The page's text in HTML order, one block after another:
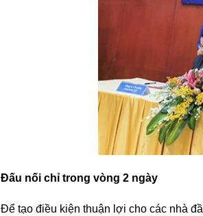
Đấu nối chỉ trong vòng 2 ngày
Để tạo điều kiện thuận lợi cho các nhà